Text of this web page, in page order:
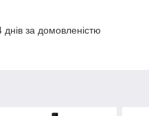
за домовленістю